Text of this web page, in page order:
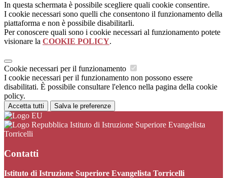
In questa schermata è possibile scegliere quali cookie consentire.
I cookie necessari sono quelli che consentono il funzionamento della
piattaforma e non è possibile disabilitarli.
Per conoscere quali sono i cookie necessari al funzionamento potete
visionare la COOKIE POLICY.
Cookie necessari per il funzionamento
I cookie necessari per il funzionamento non possono essere
disabilitati. È possibile consultare l'elenco nella pagina della cookie
policy.
Accetta tutti Salva le preferenze
Istituto di Istruzione Superiore Evangelista
Torricelli
Contatti
Istituto di Istruzione Superiore Evangelista Torricelli